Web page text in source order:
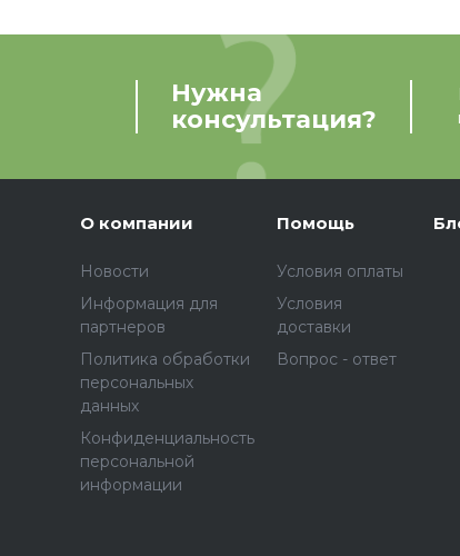
Нужна
консультация?
О компании
Новости
Информация для
партнеров
Политика обработки
персональных
данных
Конфиденциальность
персональной
информации
Помощь
Условия оплаты
Условия
доставки
Вопрос - ответ